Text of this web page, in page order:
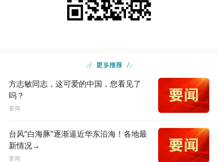
方志敏同志，这可爱的中国，您看见了
吗？
要闻
台风“白海豚”逐渐逼近华东沿海！各地最
新情况→
要闻